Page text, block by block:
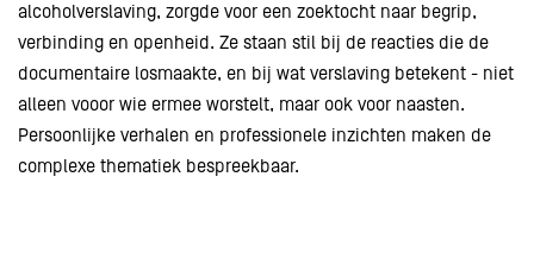
alcoholverslaving, zorgde voor een zoektocht naar begrip,
verbinding en openheid. Ze staan stil bij de reacties die de
documentaire losmaakte, en bij wat verslaving betekent - niet
alleen vooor wie ermee worstelt, maar ook voor naasten.
Persoonlijke verhalen en professionele inzichten maken de
complexe thematiek bespreekbaar.